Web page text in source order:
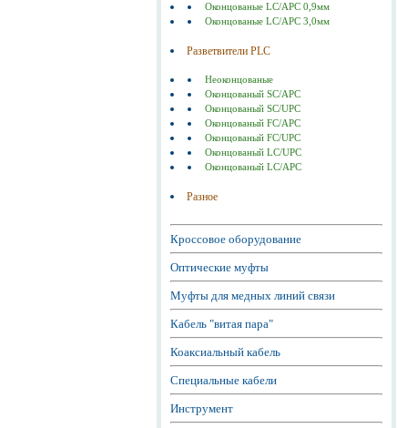
Оконцованые LC/АPC 0,9мм
Оконцованые LC/АPC 3,0мм
Разветвители PLC
Неоконцованые
Оконцованый SC/APC
Оконцованый SC/UPC
Оконцованый FC/APC
Оконцованый FC/UPC
Оконцованый LC/UPC
Оконцованый LC/APC
Разное
Кроссовое оборудование
Оптические муфты
Муфты для медных линий связи
Кабель "витая пара"
Коаксиальный кабель
Специальные кабели
Инструмент